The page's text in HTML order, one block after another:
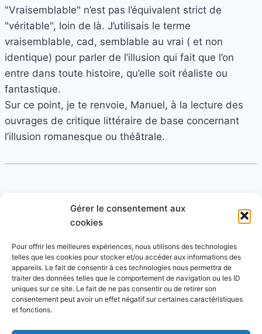
Gérer le consentement aux
cookies
Pour offrir les meilleures expériences, nous utilisons des technologies
telles que les cookies pour stocker et/ou accéder aux informations des
appareils. Le fait de consentir à ces technologies nous permettra de
traiter des données telles que le comportement de navigation ou les ID
uniques sur ce site. Le fait de ne pas consentir ou de retirer son
consentement peut avoir un effet négatif sur certaines caractéristiques
et fonctions.
"Vraisemblable" n’est pas l’équivalent strict de
"véritable", loin de là. J’utilisais le terme
vraisemblable, cad, semblable au vrai ( et non
identique) pour parler de l’illusion qui fait que l’on
entre dans toute histoire, qu’elle soit réaliste ou
fantastique.
Sur ce point, je te renvoie, Manuel, à la lecture des
ouvrages de critique littéraire de base concernant
l’illusion romanesque ou théâtrale.
2 juin 2006 à 22 h 54 min
Mort de rire, Marie a posté un commentaire 🙂 , pas
con pas con en plus ce petit com